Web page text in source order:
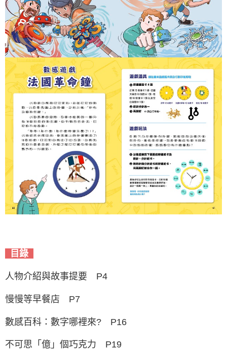
目錄
人物介紹與故事提要 P4
慢慢等早餐店 P7
數感百科：數字哪裡來? P16
不可思「億」個巧克力 P19